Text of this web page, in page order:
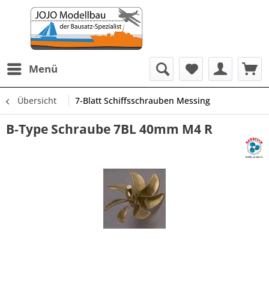
Menü
Übersicht 7-Blatt Schiffsschrauben Messing
B-Type Schraube 7BL 40mm M4 R